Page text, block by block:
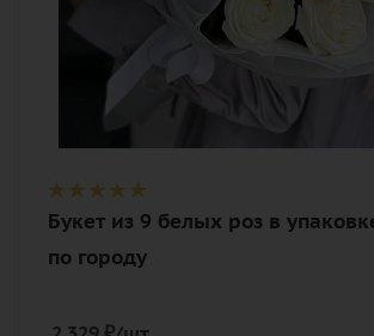
Букет из 9 белых роз в
по городу